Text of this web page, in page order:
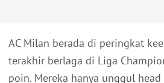
AC Milan berada di peringkat
terakhir berlaga di Liga
poin. Mereka hanya unggul head